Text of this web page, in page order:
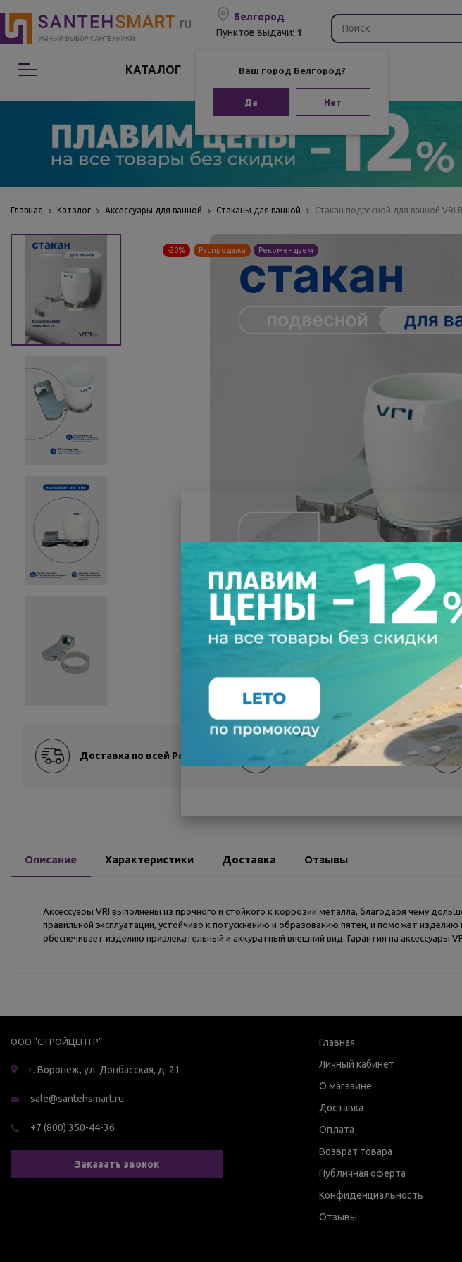
Белгород
Пунктов выдачи: 1
Ваш город Белгород?
Да Нет
КАТАЛОГ
Сантехника
Мебель для ванной
Аксессуары для ванной
Отопление
Комплектующие
Бренды
Главная Каталог Аксессуары для ванной Стаканы для ванной Стакан подвесной для ванной VRI
-20% Распродажа Рекомендуем
Доставка по всей России Оплата после осмотра
Описание Характеристики Доставка Отзывы
Аксессуары VRI выполнены из прочного и стойкого к коррозии металла, благодаря чему
правильной эксплуатации, устойчиво к потускнению и образованию пятен, и поможет
обеспечивает изделию привлекательный и аккуратный внешний вид. Гарантия на аксессуары
ООО "СТРОЙЦЕНТР"
г. Воронеж, ул. Донбасская, д. 21
sale@santehsmart.ru
+7 (800) 350-44-36
Заказать звонок
Главная
Личный кабинет
О магазине
Доставка
Оплата
Возврат товара
Публичная оферта
Конфиденциальность
Отзывы